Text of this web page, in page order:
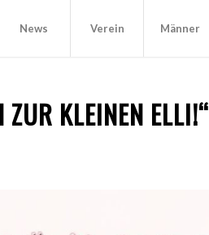
News Verein Männer
KLEINEN ELLI!“